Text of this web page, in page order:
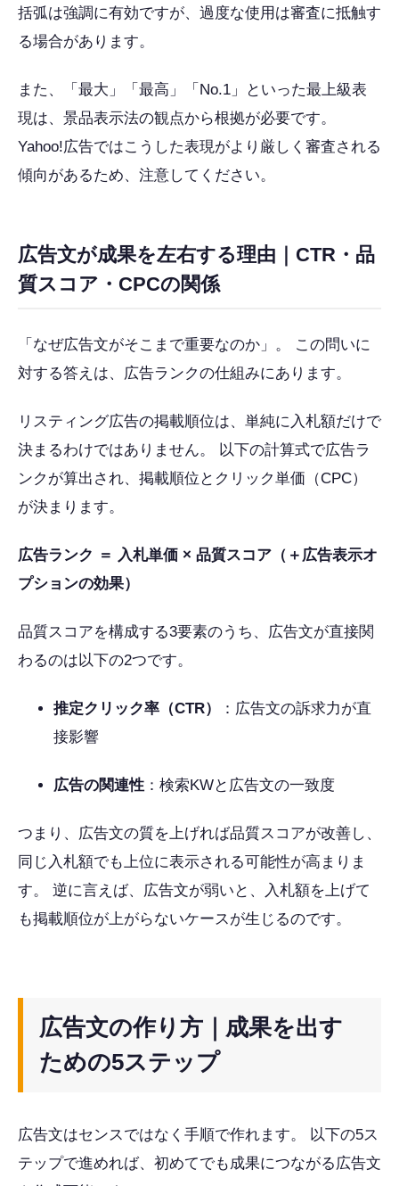
括弧は強調に有効ですが、過度な使用は審査に抵触す
る場合があります。
また、「最大」「最高」「No.1」といった最上級表
現は、景品表示法の観点から根拠が必要です。
Yahoo!広告ではこうした表現がより厳しく審査される
傾向があるため、注意してください。
広告文が成果を左右する理由｜CTR・品
質スコア・CPCの関係
「なぜ広告文がそこまで重要なのか」。 この問いに
対する答えは、広告ランクの仕組みにあります。
リスティング広告の掲載順位は、単純に入札額だけで
決まるわけではありません。 以下の計算式で広告ラ
ンクが算出され、掲載順位とクリック単価（CPC）
が決まります。
広告ランク ＝ 入札単価 × 品質スコア（＋広告表示オ
プションの効果）
品質スコアを構成する3要素のうち、広告文が直接関
わるのは以下の2つです。
推定クリック率（CTR）
：広告文の訴求力が直
接影響
広告の関連性 ：検索KWと広告文の一致度
つまり、広告文の質を上げれば品質スコアが改善し、
同じ入札額でも上位に表示される可能性が高まりま
す。 逆に言えば、広告文が弱いと、入札額を上げて
も掲載順位が上がらないケースが生じるのです。
広告文の作り方｜成果を出す
ための5ステップ
広告文はセンスではなく手順で作れます。 以下の5ス
テップで進めれば、初めてでも成果につながる広告文